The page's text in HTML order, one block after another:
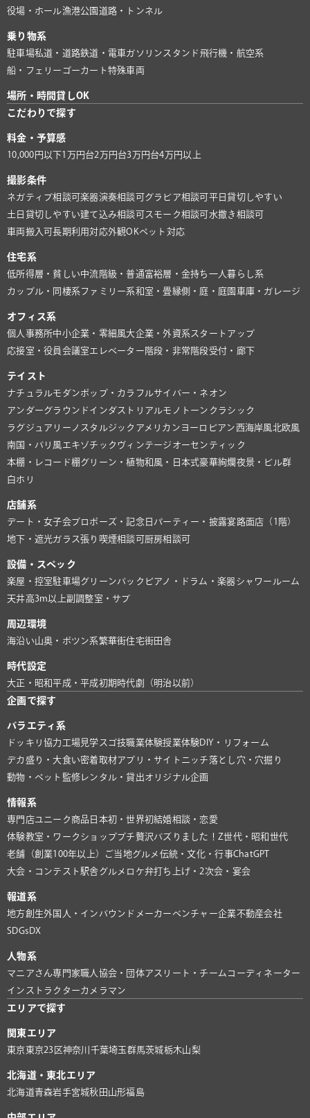
役場・ホール漁港公園 道路・トンネル
乗り物系
駐車場私道・道路鉄道・電車 ガソリンスタンド 飛行機・航空系
船・フェリー ゴーカート特殊車両
場所・時間貸しOK
こだわりで探す
料金・予算感
10,000円以下1万円台2万円台3万円台4万円以上
撮影条件
ネガティブ相談可楽器演奏相談可 グラビア相談可 平日貸切しやすい
土日貸切しやすい建て込み相談可 スモーク相談可 水撒き相談可
車両搬入可長期利用対応外観OKペット対応
住宅系
低所得層・貧しい中流階級・普通富裕層・金持ち 一人暮らし系
カップル・同棲系ファミリー系和室・畳縁側・庭・庭園 車庫・ガレージ
オフィス系
個人事務所中小企業・零細風大企業・外資系スタートアップ
応接室・役員会議室 エレベーター 階段・非常階段受付・廊下
テイスト
ナチュラルモダンポップ・カラフルサイバー・ネオン
アンダーグラウンド インダストリアルモノトーン クラシック
ラグジュアリー ノスタルジック アメリカン ヨーロピアン 西海岸風北欧風
南国・バリ風 エキゾチック ヴィンテージ オーセンティック
本棚・レコード棚グリーン・植物和風・日本式豪華絢爛夜景・ビル群
白ホリ
店舗系
デート・女子会プロポーズ・記念日 パーティー・披露宴路面店（1階）
地下・遮光ガラス張り 喫煙相談可 厨房相談可
設備・スペック
楽屋・控室駐車場グリーンバック ピアノ・ドラム・楽器シャワールーム
天井高3m以上副調整室・サブ
周辺環境
海沿い山奥・ポツン系繁華街住宅街田舎
時代設定
大正・昭和平成・平成初期時代劇（明治以前）
企画で探す
バラエティ系
ドッキリ協力 工場見学 スゴ技職業体験授業体験 DIY・リフォーム
デカ盛り・大食い密着取材アプリ・サイト ニッチ落とし穴・穴掘り
動物・ペット 監修 レンタル・貸出オリジナル企画
情報系
専門店ユニーク商品 日本初・世界初結婚相談・恋愛
体験教室・ワークショッププチ贅沢バズりました！ Z世代・昭和世代
老舗（創業100年以上）
ご当地グルメ 伝統・文化・行事ChatGPT
大会・コンテスト 駅舎グルメ ロケ弁打ち上げ・2次会・宴会
報道系
地方創生外国人・インバウンド メーカー ベンチャー企業不動産会社
SDGs DX
人物系
マニアさん専門家 職人 協会・団体アスリート・チーム コーディネーター
インストラクターカメラマン
エリアで探す
関東エリア
東京 東京23区神奈川 千葉埼玉群馬茨城栃木山梨
北海道・東北エリア
北海道青森岩手宮城秋田 山形福島